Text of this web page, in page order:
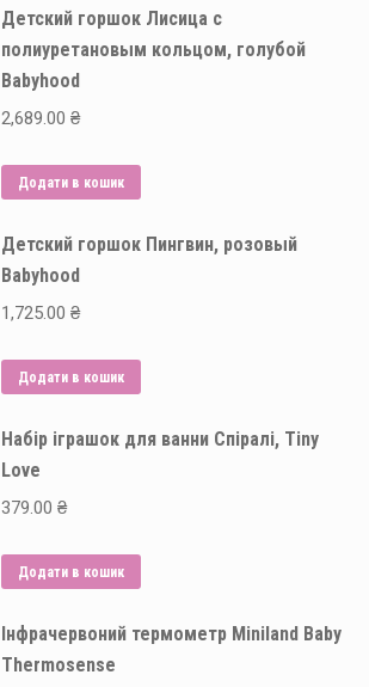
Детский горшок Лисица с
полиуретановым кольцом, голубой
Babyhood
2,689.00 ₴
Додати в кошик
Детский горшок Пингвин, розовый
Babyhood
1,725.00 ₴
Додати в кошик
Набір іграшок для ванни Спіралі, Tiny
Love
379.00 ₴
Додати в кошик
Інфрачервоний термометр Miniland Baby
Thermosense